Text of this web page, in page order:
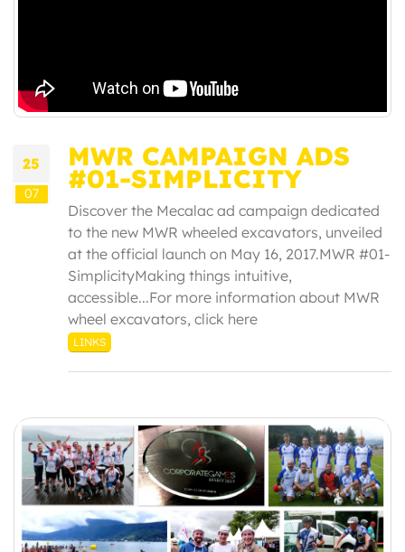
25
07
MWR CAMPAIGN ADS
#01-SIMPLICITY
Discover the Mecalac ad campaign dedicated
to the new MWR wheeled excavators, unveiled
at the official launch on May 16, 2017.MWR #01-
SimplicityMaking things intuitive,
accessible...For more information about MWR
wheel excavators, click here
LINKS